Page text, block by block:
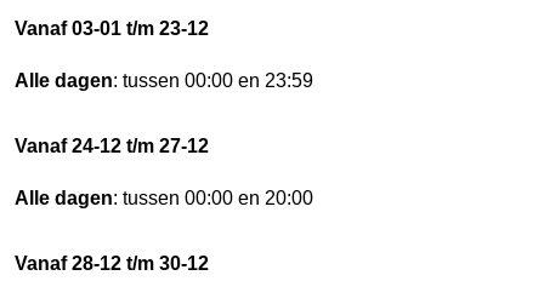
Vanaf 03-01 t/m 23-12
Alle dagen: tussen 00:00 en 23:59
Vanaf 24-12 t/m 27-12
Alle dagen: tussen 00:00 en 20:00
Vanaf 28-12 t/m 30-12